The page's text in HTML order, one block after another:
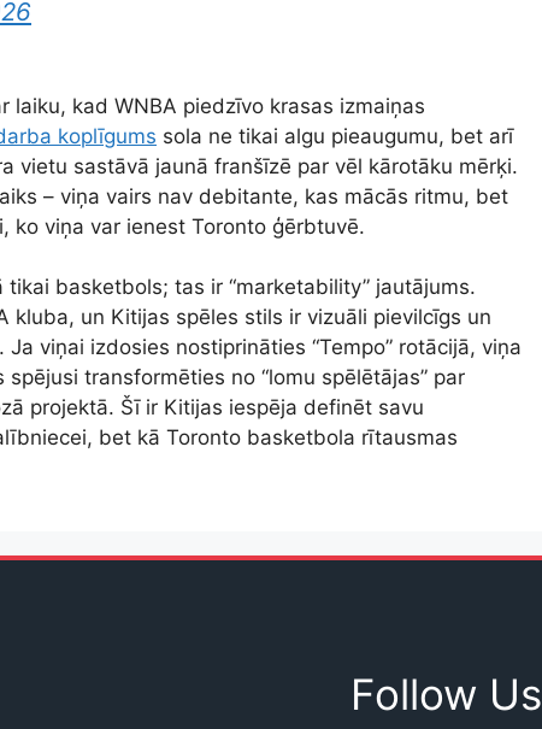
laiku, kad WNBA piedzīvo krasas izmaiņas
koplīgums sola ne tikai algu pieaugumu, bet arī
vietu sastāvā jaunā franšīzē par vēl kārotāku mērķi.
– viņa vairs nav debitante, kas mācās ritmu, bet
ko viņa var ienest Toronto ģērbtuvē.
basketbols; tas ir “marketability” jautājums.
kluba, un Kitijas spēles stils ir vizuāli pievilcīgs un
viņai izdosies nostiprināties “Tempo” rotācijā, viņa
transformēties no “lomu spēlētājas” par
projektā. Šī ir Kitijas iespēja definēt savu
bet kā Toronto basketbola rītausmas
Follow Us